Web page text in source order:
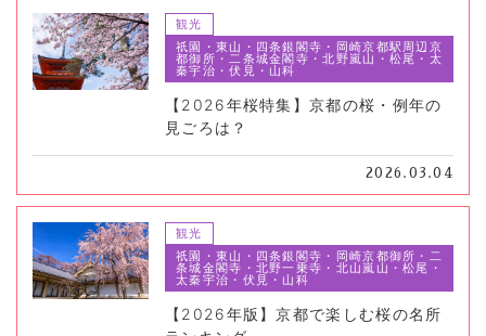
観光
祇園・東山・四条銀閣寺・岡崎京都駅周辺京
都御所・二条城金閣寺・北野嵐山・松尾・太
秦宇治・伏見・山科
【2026年桜特集】京都の桜・例年の
見ごろは？
2026.03.04
観光
祇園・東山・四条銀閣寺・岡崎京都御所・二
条城金閣寺・北野一乗寺・北山嵐山・松尾・
太秦宇治・伏見・山科
【2026年版】京都で楽しむ桜の名所